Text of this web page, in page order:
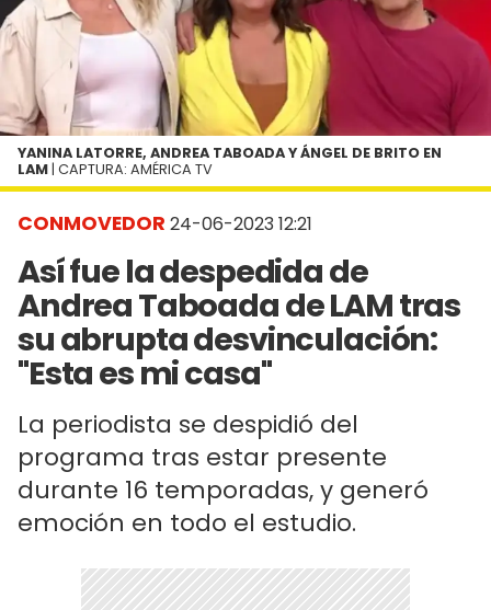
CONMOVEDOR 24-06-2023 12:21
Así fue la despedida de
Andrea Taboada de LAM tras
su abrupta desvinculación:
"Esta es mi casa"
La periodista se despidió del
programa tras estar presente
durante 16 temporadas, y generó
emoción en todo el estudio.
YANINA LATORRE, ANDREA TABOADA Y ÁNGEL DE BRITO EN
LAM | CAPTURA: AMÉRICA TV